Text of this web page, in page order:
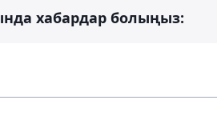
хабардар болыңыз: